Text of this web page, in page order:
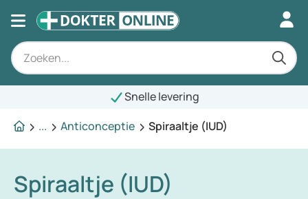
Snelle levering
...
Anticonceptie Spiraaltje (IUD)
Spiraaltje (IUD)